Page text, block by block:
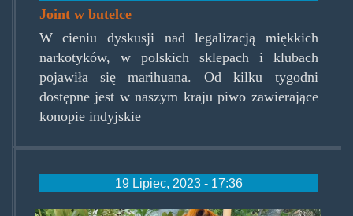
Joint w butelce
W cieniu dyskusji nad legalizacją miękkich
narkotyków, w polskich sklepach i klubach
pojawiła się marihuana. Od kilku tygodni
dostępne jest w naszym kraju piwo zawierające
konopie indyjskie
19 Lipiec, 2023 - 17:36